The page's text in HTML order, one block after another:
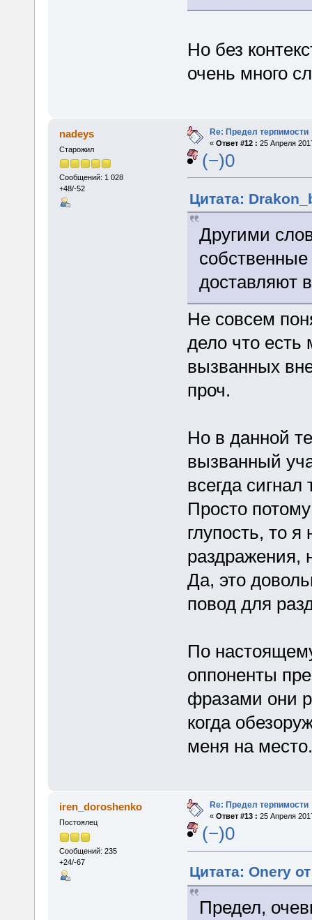
Но без
очень много
nadeys
Старожил
Сообщений: 1 028
+48/-52
Re: Предел терпимости
« Ответ #12 : 25 Апреля
(−)0
Цитата:
Другими
доставляют
Не совсем
дело что есть
вызванных
проч.
Но в данной
вызванный
всегда
Просто
глупость, то
раздражения,
Да, это
повод для
По
оппоненты
фразами они
когда
меня на место.
iren_doroshenko
Постоялец
Сообщений: 235
+24/-67
Re: Предел терпимости
« Ответ #13 : 25 Апреля
(−)0
Цитата: Onery
Предел,